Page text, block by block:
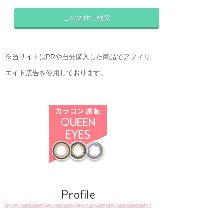
※当サイトはPRや自分購入した商品でアフィリ
エイト広告を使用しております。
Profile